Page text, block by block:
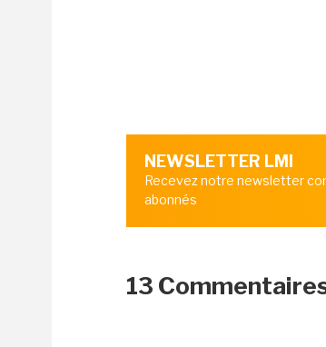
NEWSLETTER LMI
Recevez notre newsletter
abonnés
13